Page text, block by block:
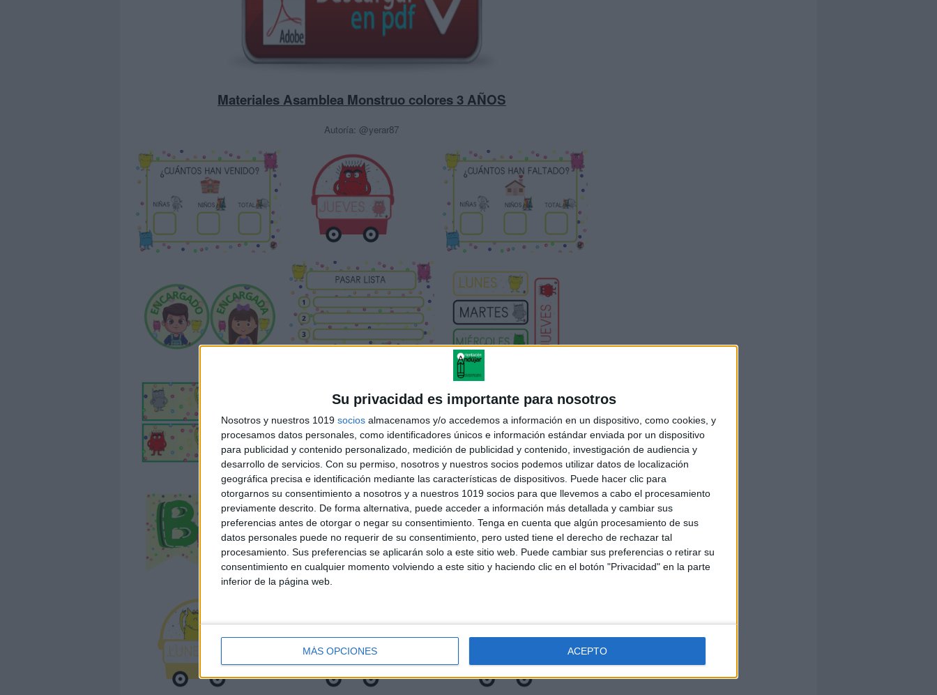
Su privacidad es importante para nosotros
Nosotros y nuestros 1019 socios almacenamos y/o accedemos a información en un dispositivo, como cookies, y
procesamos datos personales, como identificadores únicos e información estándar enviada por un dispositivo
para publicidad y contenido personalizado, medición de publicidad y contenido, investigación de audiencia y
desarrollo de servicios. Con su permiso, nosotros y nuestros socios podemos utilizar datos de localización
geográfica precisa e identificación mediante las características de dispositivos. Puede hacer clic para
otorgarnos su consentimiento a nosotros y a nuestros 1019 socios para que llevemos a cabo el procesamiento
previamente descrito. De forma alternativa, puede acceder a información más detallada y cambiar sus
preferencias antes de otorgar o negar su consentimiento. Tenga en cuenta que algún procesamiento de sus
datos personales puede no requerir de su consentimiento, pero usted tiene el derecho de rechazar tal
procesamiento. Sus preferencias se aplicarán solo a este sitio web. Puede cambiar sus preferencias o retirar su
consentimiento en cualquier momento volviendo a este sitio y haciendo clic en el botón "Privacidad" en la parte
inferior de la página web.
MÁS OPCIONES ACEPTO
Materiales Asamblea Monstruo colores 3 AÑOS
Autoría: @yerar87